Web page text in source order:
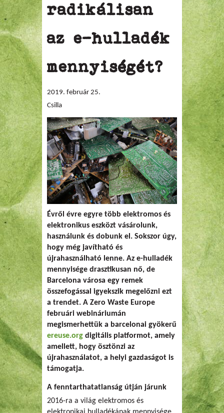
radikálisan
az e-hulladék
mennyiségét?
2019. február 25.
Csilla
Évről évre egyre több elektromos és
elektronikus eszközt vásárolunk,
használunk és dobunk el. Sokszor úgy,
hogy még javítható és
újrahasználható lenne. Az e-hulladék
mennyisége drasztikusan nő, de
Barcelona városa egy remek
összefogással igyekszik megelőzni ezt
a trendet. A Zero Waste Europe
februári webináriumán
megismerhettük a barcelonai gyökerű
ereuse.org digitális platformot, amely
amellett, hogy ösztönzi az
újrahasználatot, a helyi gazdaságot is
támogatja.
A fenntarthatatlanság útján járunk
2016-ra a világ elektromos és